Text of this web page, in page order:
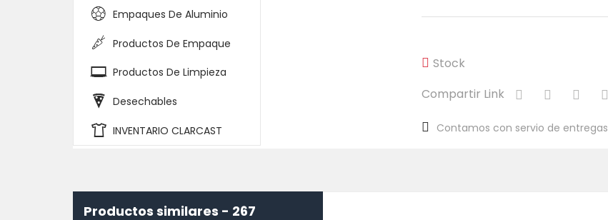
Empaques De Aluminio
Productos De Empaque
Productos De Limpieza
Desechables
INVENTARIO CLARCAST
Stock
Compartir Link
Contamos con servio de entregas
Productos similares - 267